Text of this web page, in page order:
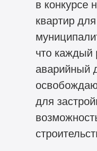
в конкурсе
квартир
что каждый
аварийный
для